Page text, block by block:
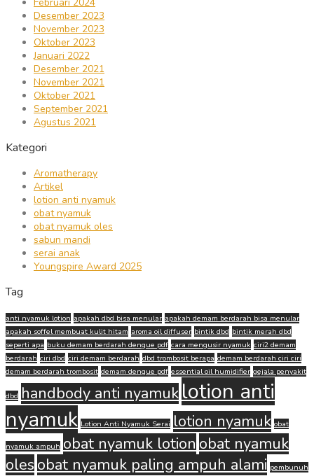
Desember 2023
November 2023
Oktober 2023
Januari 2022
Desember 2021
November 2021
Oktober 2021
September 2021
Agustus 2021
Kategori
Aromatherapy
Artikel
lotion anti nyamuk
obat nyamuk
obat nyamuk oles
sabun mandi
serai anak
Youngspire Award 2025
Tag
anti nyamuk lotion apakah dbd bisa menular apakah demam berdarah bisa menular
apakah soffel membuat kulit hitam aroma oil diffuser bintik dbd bintik merah dbd
seperti apa buku demam berdarah dengue pdf cara mengusir nyamuk ciri2 demam
berdarah ciri dbd ciri demam berdarah dbd trombosit berapa demam berdarah ciri ciri
demam berdarah trombosit demam dengue pdf essential oil humidifier gejala penyakit
dbd handbody anti nyamuk lotion anti
nyamuk Lotion Anti Nyamuk Serai lotion nyamuk obat
nyamuk ampuh obat nyamuk lotion obat nyamuk
oles obat nyamuk paling ampuh alami pembunuh